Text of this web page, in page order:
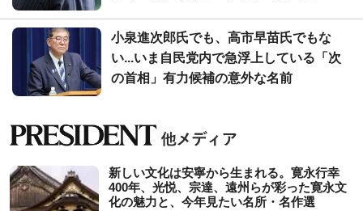
小泉進次郎氏でも、高市早苗氏でもな
い...いま自民党内で急浮上している「次
の首相」有力候補の意外な名前
新しい文化は安寧から生まれる。寛永行幸
400年、光悦、宗達、遠州らが彩った寛永文
化の魅力と、今年見たい名所・名作選